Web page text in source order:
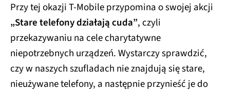
Przy tej okazji T-Mobile przypomina o swojej akcji
„Stare telefony działają cuda”, czyli
przekazywaniu na cele charytatywne
niepotrzebnych urządzeń. Wystarczy sprawdzić,
czy w naszych szufladach nie znajdują się stare,
nieużywane telefony, a następnie przynieść je do